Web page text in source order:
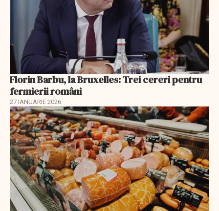
Florin Barbu, la Bruxelles: Trei cereri pentru
fermierii români
27 IANUARIE 2026